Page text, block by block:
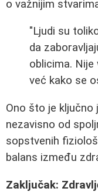
o važnijim
"Ljudi su
da
oblicima. Nije
već kako se
Ono što je
nezavisno od
sopstvenih
balans između
Zaključak: